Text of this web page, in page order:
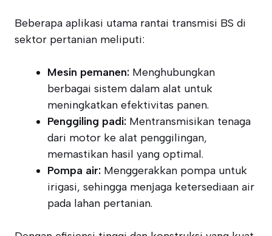
Beberapa aplikasi utama rantai transmisi BS di
sektor pertanian meliputi:
Mesin pemanen: Menghubungkan
berbagai sistem dalam alat untuk
meningkatkan efektivitas panen.
Penggiling padi: Mentransmisikan tenaga
dari motor ke alat penggilingan,
memastikan hasil yang optimal.
Pompa air: Menggerakkan pompa untuk
irigasi, sehingga menjaga ketersediaan air
pada lahan pertanian.